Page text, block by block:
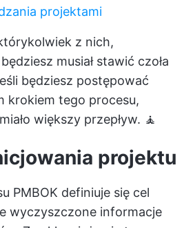
projektami
z nich,
musiał stawić czoła
będziesz postępować
krokiem tego procesu,
większy przepływ. 🧘
projektu
PMBOK definiuje się cel
wyczyszczone informacje